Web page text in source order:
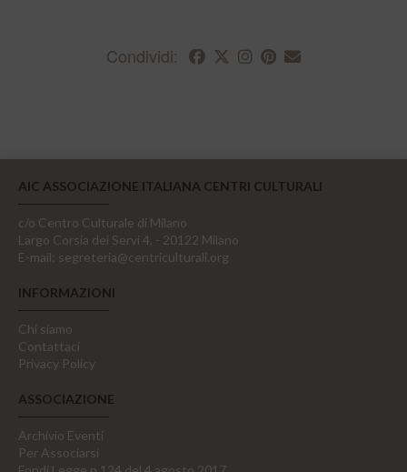
Condividi:
AIC ASSOCIAZIONE ITALIANA CENTRI CULTURALI
c/o Centro Culturale di Milano
Largo Corsia dei Servi 4, - 20122 Milano
E-mail: segreteria@centriculturali.org
INFORMAZIONI
Chi siamo
Contattaci
Privacy Policy
ASSOCIAZIONE
Archivio Eventi
Per Associarsi